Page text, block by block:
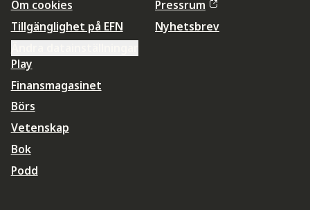
Om cookies
Tillgänglighet på EFN
Pressrum
Nyhetsbrev
Play
Finansmagasinet
Börs
Vetenskap
Bok
Podd